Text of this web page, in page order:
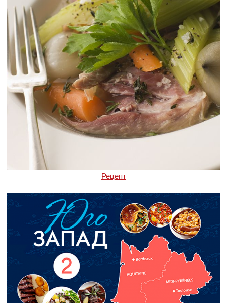
Рецепт